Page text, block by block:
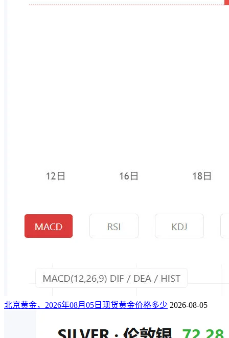
北京黄金，2026年08月05日现货黄金价格多少 2026-08-05